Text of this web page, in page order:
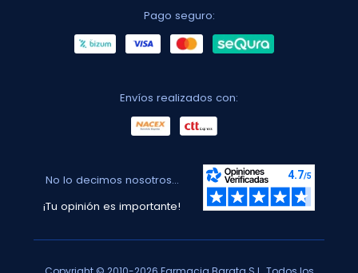
Pago seguro:
Envíos realizados con:
No lo decimos nosotros...
¡Tu opinión es importante!